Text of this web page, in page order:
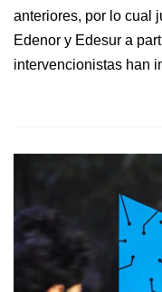
anteriores, por lo cual
Edenor y Edesur a
intervencionistas han